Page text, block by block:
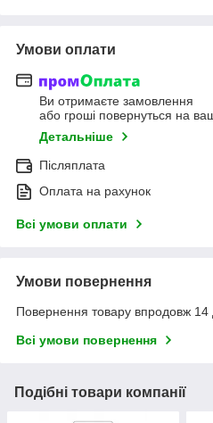
Умови оплати
Ви отримаєте замовлення
або гроші повернуться на
Детальніше
Післяплата
Оплата на рахунок
Всі умови оплати
Умови повернення
Повернення товару впродовж 14
Всі умови повернення
Подібні товари компанії